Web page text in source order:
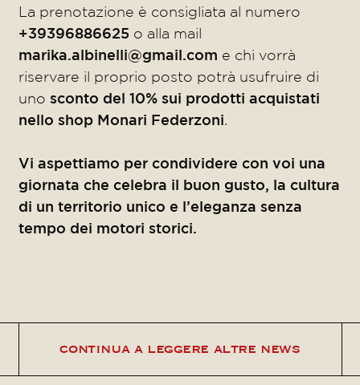
La prenotazione è consigliata al numero
+39396886625 o alla mail
marika.albinelli@gmail.com e chi vorrà
riservare il proprio posto potrà usufruire di
uno sconto del 10% sui prodotti acquistati
nello shop Monari Federzoni.
Vi aspettiamo per condividere con voi una
giornata che celebra il buon gusto, la cultura
di un territorio unico e l’eleganza senza
tempo dei motori storici.
continua a leggere altre news